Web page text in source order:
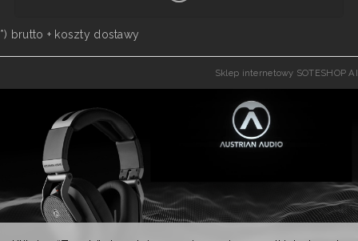
*) brutto + koszty dostawy
Sklep internetowy SOTESHOP AI